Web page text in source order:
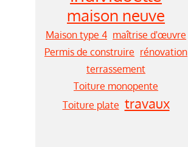
maison neuve
Maison type 4 maîtrise d'œuvre
Permis de construire rénovation
terrassement
Toiture monopente
Toiture plate travaux